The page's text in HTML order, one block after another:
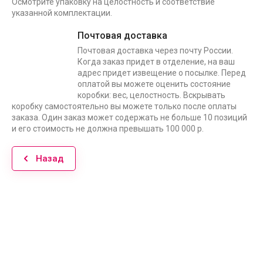
указанной комплектации.
Почтовая доставка
Почтовая доставка через почту России.
Когда заказ придет в отделение, на ваш
адрес придет извещение о посылке. Перед
оплатой вы можете оценить состояние
коробки: вес, целостность. Вскрывать
коробку самостоятельно вы можете только после оплаты
заказа. Один заказ может содержать не больше 10 позиций
и его стоимость не должна превышать 100 000 р.
Назад